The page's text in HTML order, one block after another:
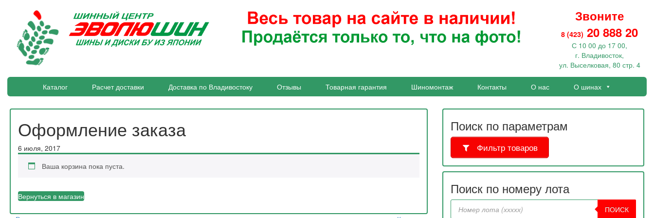
Звоните
8 (423) 20 888 20
С 10 00 до 17 00,
г. Владивосток,
ул. Выселковая, 80 стр. 4
Каталог Расчет доставки Доставка по Владивостоку Отзывы Товарная гарантия Шиномонтаж Контакты О нас О шинах
Оформление заказа
6 июля, 2017
Ваша корзина пока пуста.
Вернуться в магазин
Поиск по параметрам
Фильтр товаров
Поиск по номеру лота
ПОИСК